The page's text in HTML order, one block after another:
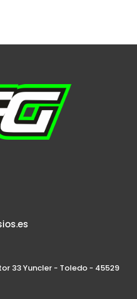
33 Yuncler - Toledo - 45529